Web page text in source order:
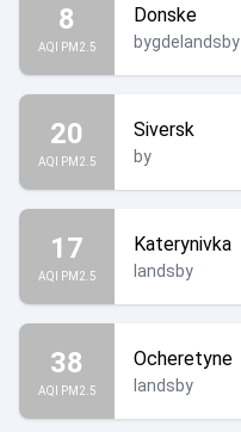
8
AQI PM2.5
Donske
bygdelandsby
20
AQI PM2.5
Siversk
by
17
AQI PM2.5
Katerynivka
landsby
38
AQI PM2.5
Ocheretyne
landsby